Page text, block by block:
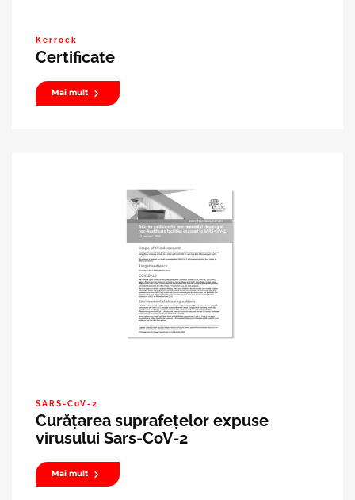
Kerrock
Certificate
Mai mult
SARS-CoV-2
Curățarea suprafețelor expuse
virusului Sars-CoV-2
Mai mult